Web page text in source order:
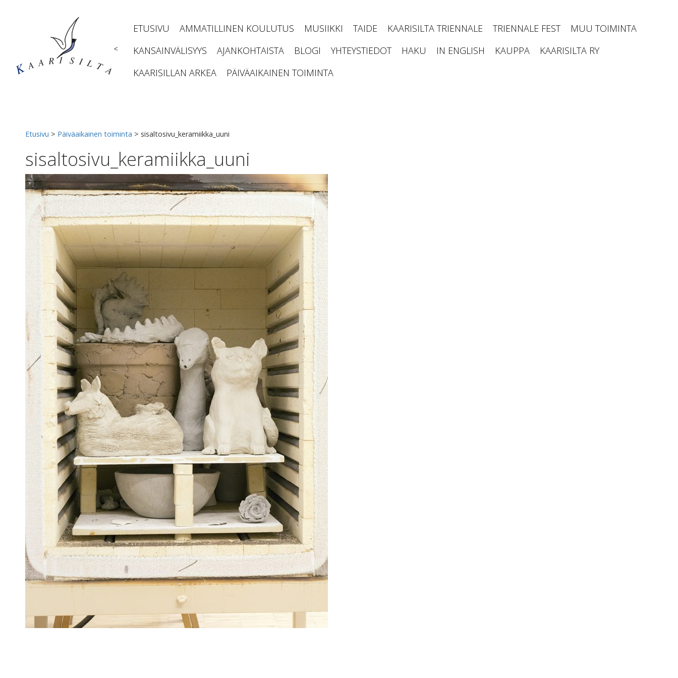
<
ETUSIVU AMMATILLINEN KOULUTUS MUSIIKKI TAIDE KAARISILTA TRIENNALE TRIENNALE FEST
MUU TOIMINTA
KANSAINVÄLISYYS
AJANKOHTAISTA BLOGI YHTEYSTIEDOT HAKU IN ENGLISH KAUPPA
KAARISILTA RY
KAARISILLAN ARKEA
PÄIVÄAIKAINEN TOIMINTA
Etusivu > Päiväaikainen toiminta > sisaltosivu_keramiikka_uuni
sisaltosivu_keramiikka_uuni